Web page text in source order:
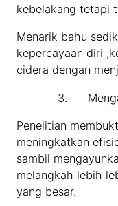
kebelakang tetapi
Menarik bahu
kepercayaan diri
cidera dengan
3.
Penelitian
meningkatkan
sambil
melangkah lebih
yang besar.